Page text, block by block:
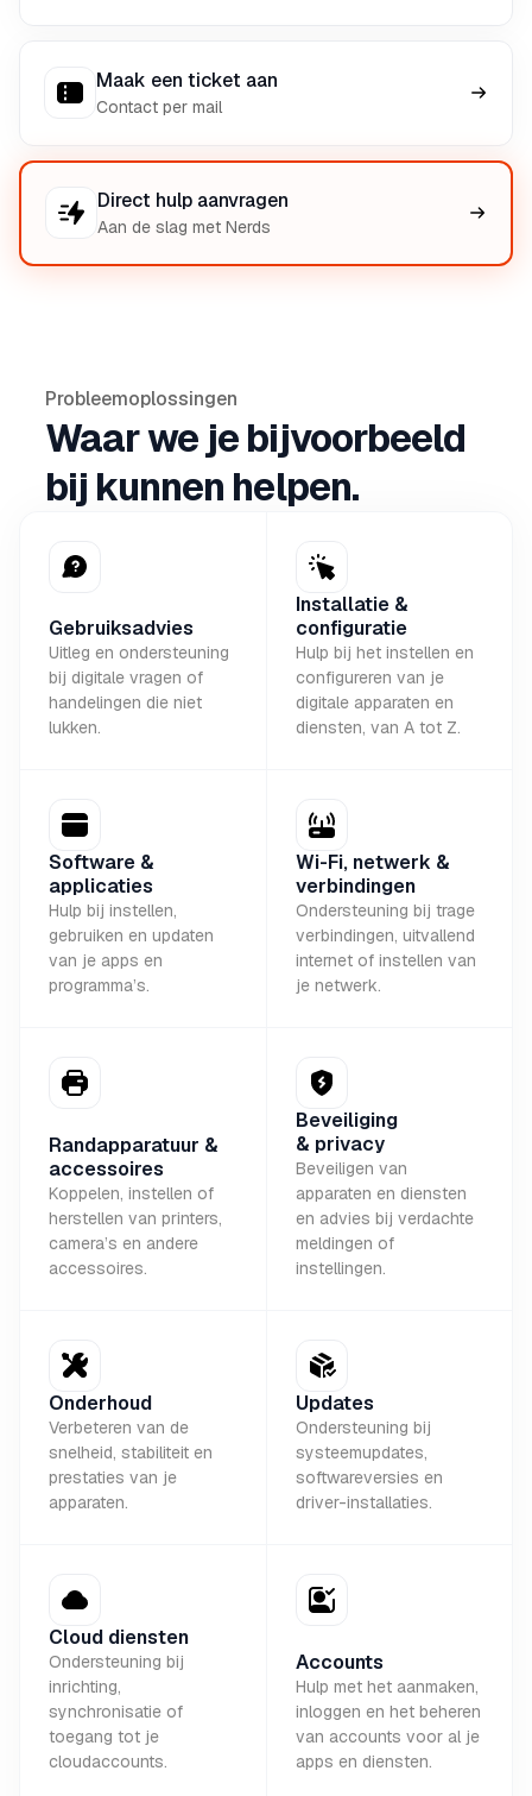
Maak een ticket aan
Contact per mail
Direct hulp aanvragen
Aan de slag met Nerds
Probleemoplossingen
Waar we je bijvoorbeeld
bij kunnen helpen.
Gebruiksadvies
Uitleg en ondersteuning
bij digitale vragen of
handelingen die niet
lukken.
Installatie &
configuratie
Hulp bij het instellen en
configureren van je
digitale apparaten en
diensten, van A tot Z.
Software &
applicaties
Hulp bij instellen,
gebruiken en updaten
van je apps en
programma’s.
Wi-Fi, netwerk &
verbindingen
Ondersteuning bij trage
verbindingen, uitvallend
internet of instellen van
je netwerk.
Randapparatuur &
accessoires
Koppelen, instellen of
herstellen van printers,
camera’s en andere
accessoires.
Beveiliging
& privacy
Beveiligen van
apparaten en diensten
en advies bij verdachte
meldingen of
instellingen.
Onderhoud
Verbeteren van de
snelheid, stabiliteit en
prestaties van je
apparaten.
Updates
Ondersteuning bij
systeemupdates,
softwareversies en
driver-installaties.
Cloud diensten
Ondersteuning bij
inrichting,
synchronisatie of
toegang tot je
cloudaccounts.
Accounts
Hulp met het aanmaken,
inloggen en het beheren
van accounts voor al je
apps en diensten.